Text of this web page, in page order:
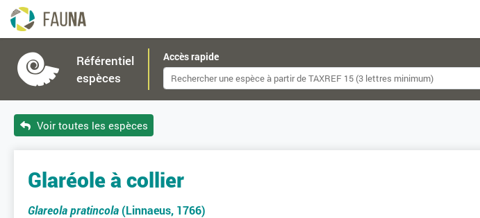
Référentiel
espèces
Accès rapide
Voir toutes les espèces
Glaréole à collier
Glareola pratincola (Linnaeus, 1766)